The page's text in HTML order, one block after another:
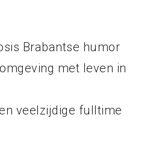
Brabantse humor
met leven in
veelzijdige fulltime